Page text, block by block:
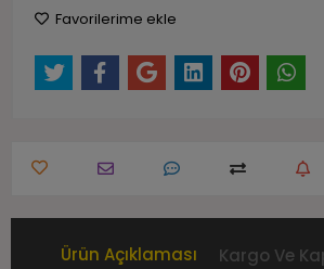
Favorilerime ekle
Ürün Açıklaması Kargo Ve